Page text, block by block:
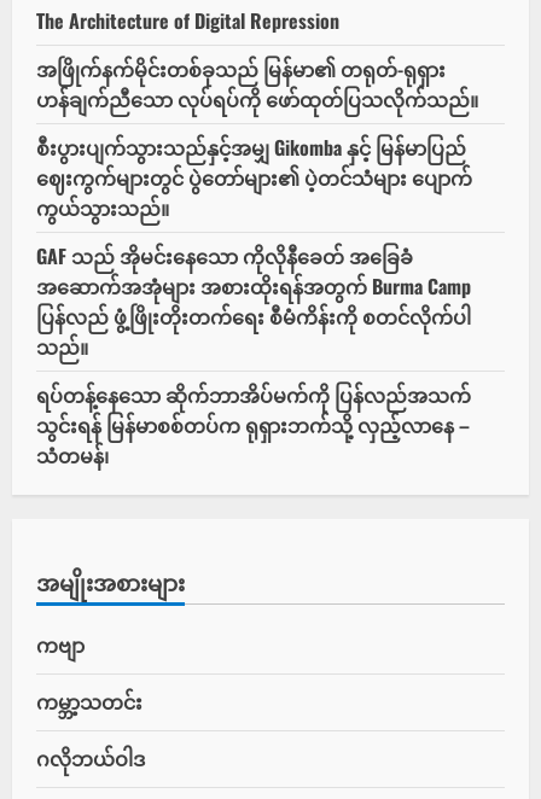
ပညာရှင်
HR
ပ
ရော်
ဖက်ရှင်
နယ်
နှင့်
တွေ့ဆုံ
ရန်
The Architecture of Digital Repression
အဖြိုက်နက်မိုင်းတစ်ခုသည် မြန်မာ၏ တရုတ်-ရုရှား
ဟန်ချက်ညီသော လုပ်ရပ်ကို ဖော်ထုတ်ပြသလိုက်သည်။
စီးပွားပျက်သွားသည်နှင့်အမျှ Gikomba နှင့် မြန်မာပြည်
ဈေးကွက်များတွင် ပွဲတော်များ၏ ပဲ့တင်သံများ ပျောက်
ကွယ်သွားသည်။
GAF သည် အိုမင်းနေသော ကိုလိုနီခေတ် အခြေခံ
အဆောက်အအုံများ အစားထိုးရန်အတွက် Burma Camp
ပြန်လည် ဖွံ့ဖြိုးတိုးတက်ရေး စီမံကိန်းကို စတင်လိုက်ပါ
သည်။
ရပ်တန့်နေသော ဆိုက်ဘာအိပ်မက်ကို ပြန်လည်အသက်
သွင်းရန် မြန်မာစစ်တပ်က ရုရှားဘက်သို့ လှည့်လာနေ –
သံတမန်၊
အမျိုးအစားများ
ကဗျာ
ကမ္ဘာ့သတင်း
ဂလိုဘယ်ဝါဒ